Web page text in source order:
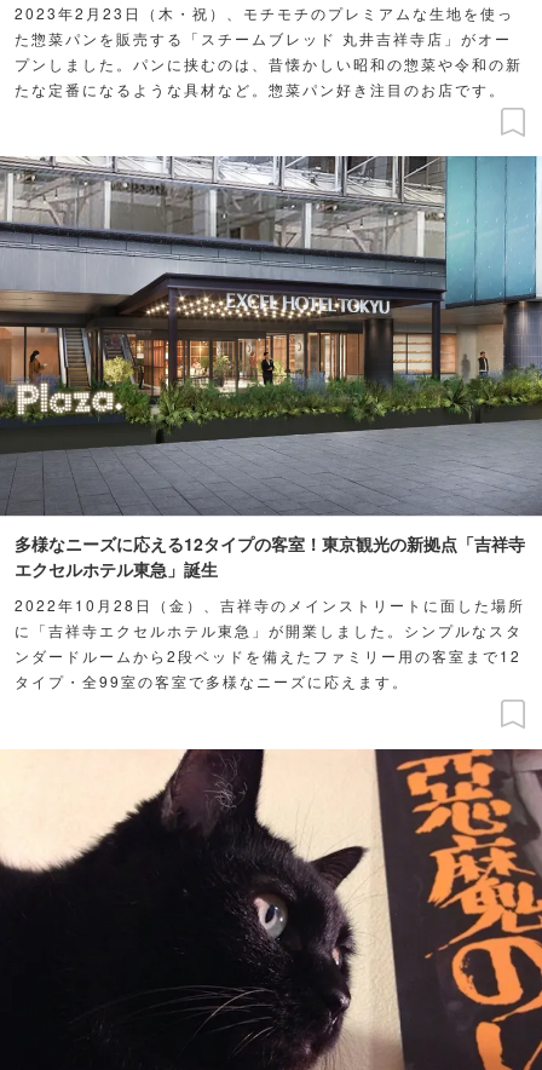
2023年2月23日（木・祝）、モチモチのプレミアムな生地を使っ
た惣菜パンを販売する「スチームブレッド 丸井吉祥寺店」がオー
プンしました。パンに挟むのは、昔懐かしい昭和の惣菜や令和の新
たな定番になるような具材など。惣菜パン好き注目のお店です。
多様なニーズに応える12タイプの客室！東京観光の新拠点「吉祥寺
エクセルホテル東急」誕生
2022年10月28日（金）、吉祥寺のメインストリートに面した場所
に「吉祥寺エクセルホテル東急」が開業しました。シンプルなスタ
ンダードルームから2段ベッドを備えたファミリー用の客室まで12
タイプ・全99室の客室で多様なニーズに応えます。